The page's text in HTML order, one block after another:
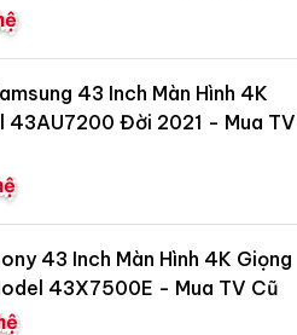
43 Inch Màn Hình 4K
43AU7200 Đời 2021 - Mua TV
43 Inch Màn Hình 4K Giọng
43X7500E - Mua TV Cũ